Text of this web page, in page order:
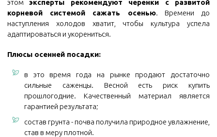
этомэксперты рекомендуют черенки с развитой
корневой системой сажать осенью. Времени до
наступления холодов хватит, чтобы культура успела
адаптироваться и укорениться.
Плюсы осенней посадки:
в это время года на рынке продают достаточно
сильные саженцы. Весной есть риск купить
прошлогодние. Качественный материал является
гарантией результата;
состав грунта - почва получила природное увлажнение,
став в меру плотной.